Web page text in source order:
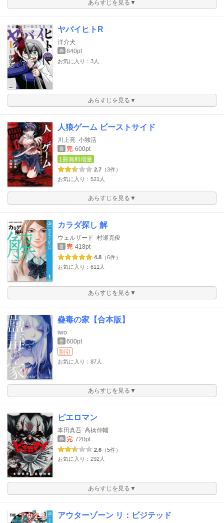
あらすじを見る▼
ヤバイヒトR
洋介犬
巻 840pt
お気に入り：3人
あらすじを見る▼
人狼ゲーム ビーストサイド
川上亮 小独活
巻 完 600pt
1冊無料増量
2.7 （3件）
お気に入り：521人
あらすじを見る▼
カラダ探し 解
ウェルザード 村瀬克俊
巻 完 418pt
4.8 （6件）
お気に入り：611人
あらすじを見る▼
蠱毒の家【合本版】
iwo
巻 600pt
割引
お気に入り：87人
あらすじを見る▼
ピエロマン
本田真吾 高橋伸輔
巻 完 720pt
2.6 （5件）
お気に入り：292人
あらすじを見る▼
アウターゾーン リ：ビジテッド